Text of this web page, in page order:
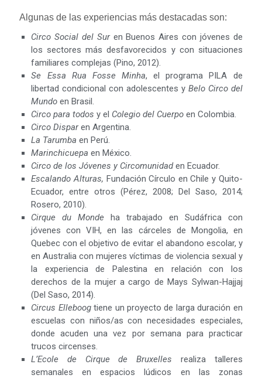
Algunas de las experiencias más destacadas son:
Circo Social del Suren Buenos Aires con jóvenes de
los sectores más desfavorecidos y con situaciones
familiares complejas (Pino, 2012).
Se Essa Rua Fosse Minha, el programa PILA de
libertad condicional con adolescentes y Belo Circo del
Mundo en Brasil.
Circo para todos y el Colegio del Cuerpo en Colombia.
Circo Disparen Argentina.
La Tarumba en Perú.
Marinchicuepa en México.
Circo de los Jóvenes y Circomunidaden Ecuador.
Escalando Alturas, Fundación Círculo en Chile y Quito-
Ecuador, entre otros (Pérez, 2008; Del Saso, 2014;
Rosero, 2010).
Cirque du Monde ha trabajado en Sudáfrica con
jóvenes con VIH, en las cárceles de Mongolia, en
Quebec con el objetivo de evitar el abandono escolar, y
en Australia con mujeres víctimas de violencia sexual y
la experiencia de Palestina en relación con los
derechos de la mujer a cargo de Mays Sylwan-Hajjaj
(Del Saso, 2014).
Circus Elleboogtiene un proyecto de larga duración en
escuelas con niños/as con necesidades especiales,
donde acuden una vez por semana para practicar
trucos circenses.
L’Ecole de Cirque de Bruxelles realiza talleres
semanales en espacios lúdicos en las zonas